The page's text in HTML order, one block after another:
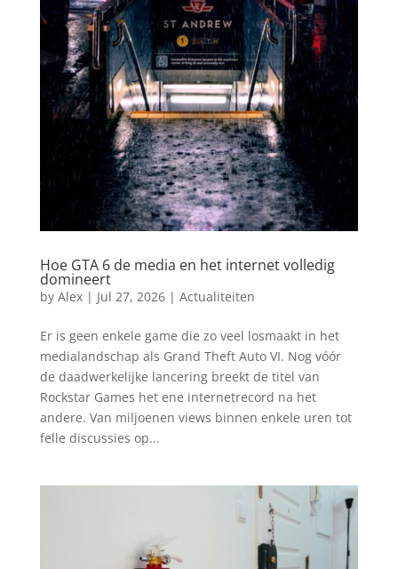
Hoe GTA 6 de media en het internet volledig
domineert
by Alex| Jul 27, 2026| Actualiteiten
Er is geen enkele game die zo veel losmaakt in het
medialandschap als Grand Theft Auto VI. Nog vóór
de daadwerkelijke lancering breekt de titel van
Rockstar Games het ene internetrecord na het
andere. Van miljoenen views binnen enkele uren tot
felle discussies op...